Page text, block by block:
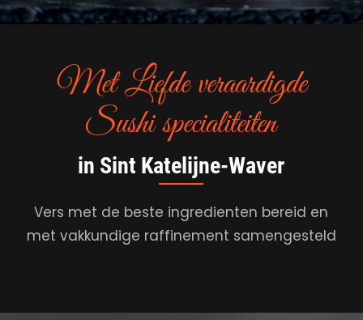
Met Liefde veraardigde
Sushi specialiteiten
in Sint Katelijne-Waver
Vers met de beste ingredienten bereid en
met vakkundige raffinement samengesteld